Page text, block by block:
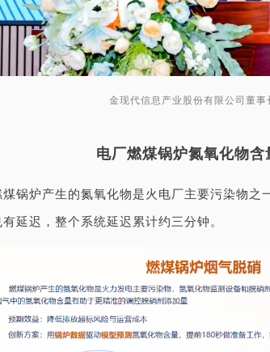
金现代信息产业股份有限公司董事
电厂燃煤锅炉氮氧化物含
锅炉产生的氮氧化物是火电厂主要污染物
延迟，整个系统延迟累计约三分钟。